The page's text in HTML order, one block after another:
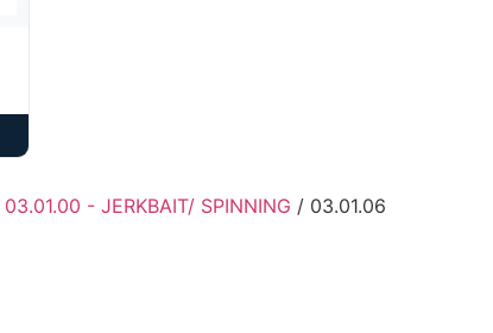
03.01.00 - JERKBAIT/ SPINNING / 03.01.06